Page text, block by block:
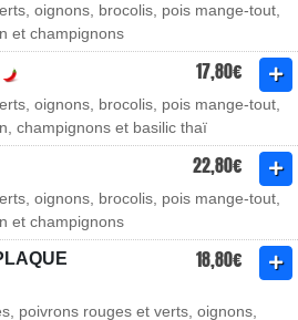
oignons, brocolis, pois mange-tout,
et champignons
17,80€
oignons, brocolis, pois mange-tout,
champignons et basilic thaï
22,80€
oignons, brocolis, pois mange-tout,
et champignons
18,80€
poivrons rouges et verts, oignons,